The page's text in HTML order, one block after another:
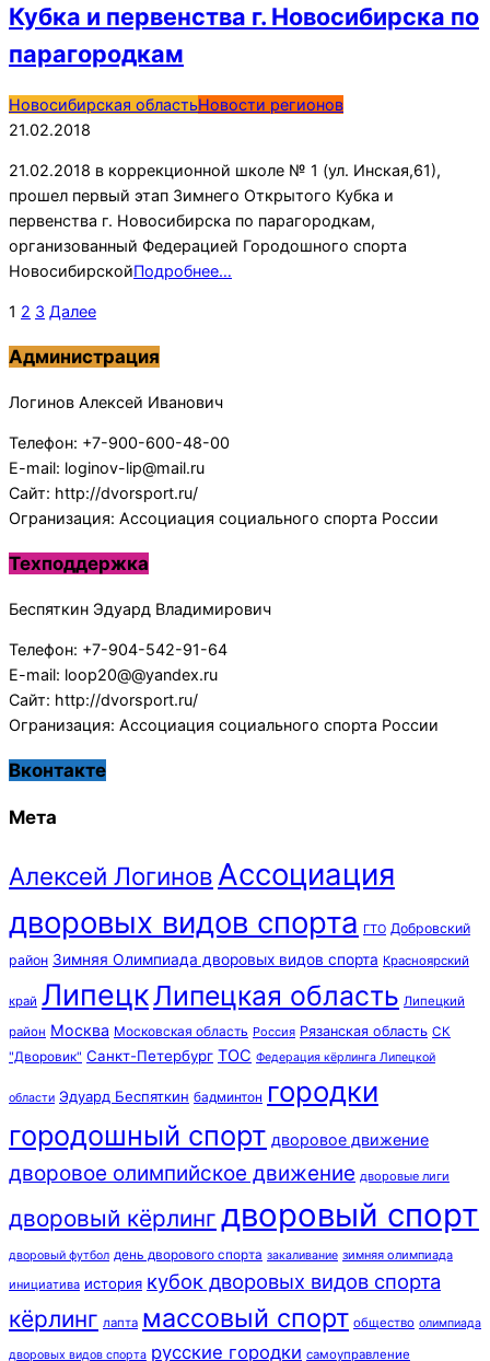
Кубка и первенства г. Новосибирска по
парагородкам
2018-
02-
Новосибирская областьНовости регионов
21.02.2018
21.02.2018 в коррекционной школе № 1 (ул. Инская,61),
прошел первый этап Зимнего Открытого Кубка и
первенства г. Новосибирска по парагородкам,
организованный Федерацией Городошного спорта
НовосибирскойПодробнее…
Пагинация
записей
1 2 3 Далее
Администрация
Логинов Алексей Иванович
Телефон: +7-900-600-48-00
E-mail: loginov-lip@mail.ru
Сайт: http://dvorsport.ru/
Огранизация: Ассоциация социального спорта России
Техподдержка
Беспяткин Эдуард Владимирович
Телефон: +7-904-542-91-64
E-mail: loop20@@yandex.ru
Сайт: http://dvorsport.ru/
Огранизация: Ассоциация социального спорта России
Вконтакте
Мета
Алексей ЛогиновАссоциация
дворовых видов спорта ГТО Добровский
район Зимняя Олимпиада дворовых видов спорта Красноярский
край ЛипецкЛипецкая область Липецкий
район Москва Московская область Россия Рязанская область СК
"Дворовик" Санкт-Петербург ТОС Федерация кёрлинга Липецкой
области Эдуард Беспяткин бадминтон городки
городошный спорт дворовое движение
дворовое олимпийское движение дворовые лиги
дворовый кёрлинг дворовый спорт
дворовый футбол день дворового спорта закаливание зимняя олимпиада
инициатива история кубок дворовых видов спорта
кёрлинг лапта массовый спорт общество олимпиада
дворовых видов спорта русские городки самоуправление